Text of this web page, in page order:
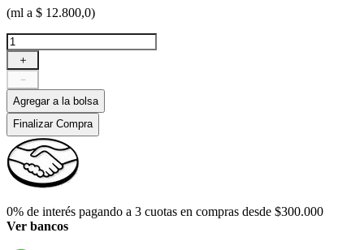
(ml a $ 12.800,0)
＋
－
Agregar a la bolsa
Finalizar Compra
0% de interés pagando a 3 cuotas en compras desde $300.000
Ver bancos